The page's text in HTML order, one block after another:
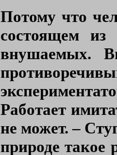
Потому что
состоящем из
внушаемых.
Работает
не может. –
природе такое